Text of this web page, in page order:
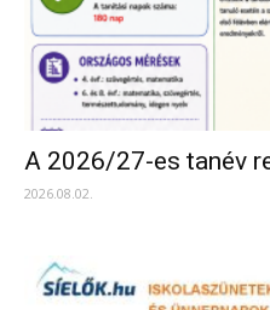
A 2026/27-es tanév
2026.08.02.